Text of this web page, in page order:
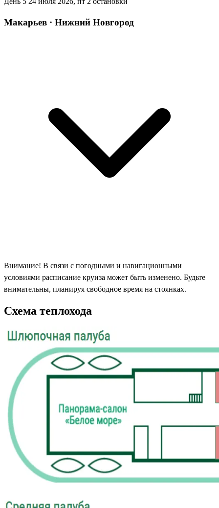
Макарьев · Нижний Новгород
Внимание! В связи с погодными и навигационными
условиями расписание круиза может быть изменено. Будьте
внимательны, планируя свободное время на стоянках.
Схема теплохода